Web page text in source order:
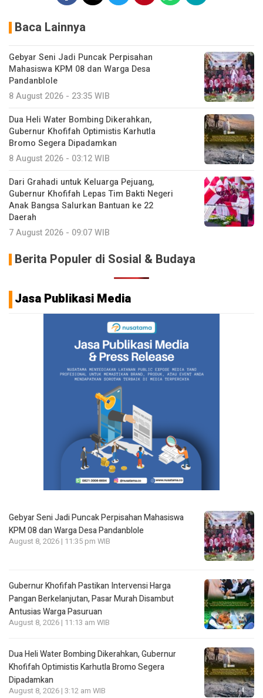
Baca Lainnya
Gebyar Seni Jadi Puncak Perpisahan
Mahasiswa KPM 08 dan Warga Desa
Pandanblole
8 August 2026 - 23:35 WIB
Dua Heli Water Bombing Dikerahkan,
Gubernur Khofifah Optimistis Karhutla
Bromo Segera Dipadamkan
8 August 2026 - 03:12 WIB
Dari Grahadi untuk Keluarga Pejuang,
Gubernur Khofifah Lepas Tim Bakti Negeri
Anak Bangsa Salurkan Bantuan ke 22
Daerah
7 August 2026 - 09:07 WIB
Berita Populer di Sosial & Budaya
Jasa Publikasi Media
Gebyar Seni Jadi Puncak Perpisahan Mahasiswa
KPM 08 dan Warga Desa Pandanblole
August 8, 2026 | 11:35 pm WIB
Gubernur Khofifah Pastikan Intervensi Harga
Pangan Berkelanjutan, Pasar Murah Disambut
Antusias Warga Pasuruan
August 8, 2026 | 11:13 am WIB
Dua Heli Water Bombing Dikerahkan, Gubernur
Khofifah Optimistis Karhutla Bromo Segera
Dipadamkan
August 8, 2026 | 3:12 am WIB